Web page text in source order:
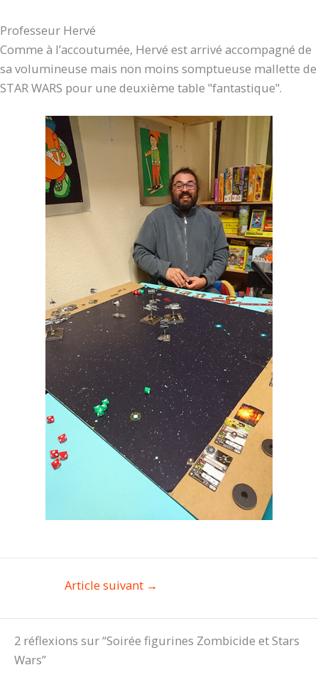
Professeur Hervé
Comme à l’accoutumée, Hervé est arrivé accompagné de
sa volumineuse mais non moins somptueuse mallette de
STAR WARS pour une deuxième table "fantastique".
Article suivant →
2 réflexions sur “Soirée figurines Zombicide et Stars
Wars”